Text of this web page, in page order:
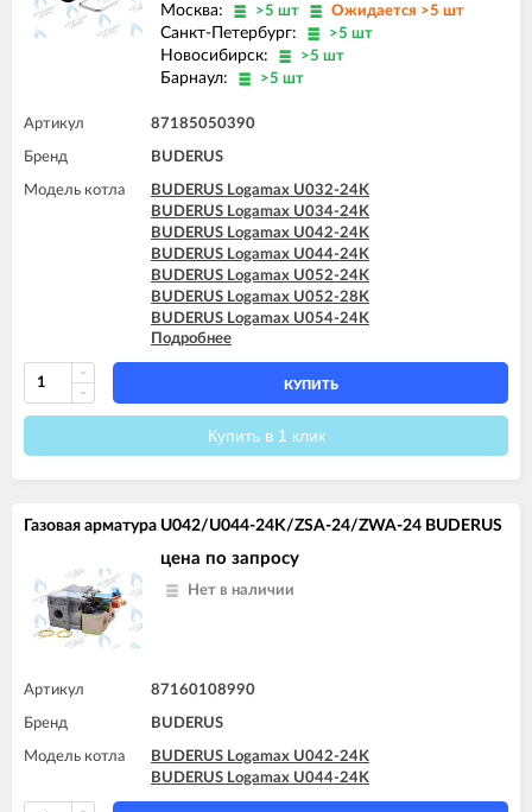
Москва: >5 шт Ожидается >5 шт
Санкт-Петербург: >5 шт
Новосибирск: >5 шт
Барнаул: >5 шт
Артикул 87185050390
Бренд BUDERUS
Модель котла
BUDERUS Logamax U032-24K
BUDERUS Logamax U034-24K
BUDERUS Logamax U042-24K
BUDERUS Logamax U044-24K
BUDERUS Logamax U052-24K
BUDERUS Logamax U052-28K
BUDERUS Logamax U054-24K
BUDERUS Logamax U072-12K
BUDERUS Logamax U072-18
BUDERUS Logamax U072-18K
BUDERUS Logamax U072-24
BUDERUS Logamax U072-28
Подробнее
КУПИТЬ
Купить в 1 клик
Газовая арматура U042/U044-24K/ZSA-24/ZWA-24 BUDERUS
цена по запросу
Нет в наличии
Артикул 87160108990
Бренд BUDERUS
Модель котла
BUDERUS Logamax U042-24K
BUDERUS Logamax U044-24K